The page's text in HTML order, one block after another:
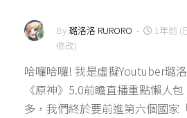
By璐洛洛 RURORO -
1年前 (
修改)
哈囉哈囉! 我是虛擬Youtuber璐
《原神》5.0前瞻直播重點懶人
多，我們終於要前進第六個國家